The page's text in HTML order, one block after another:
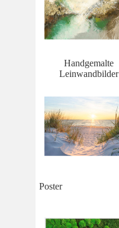
Handgemalte
Leinwandbilder
Poster